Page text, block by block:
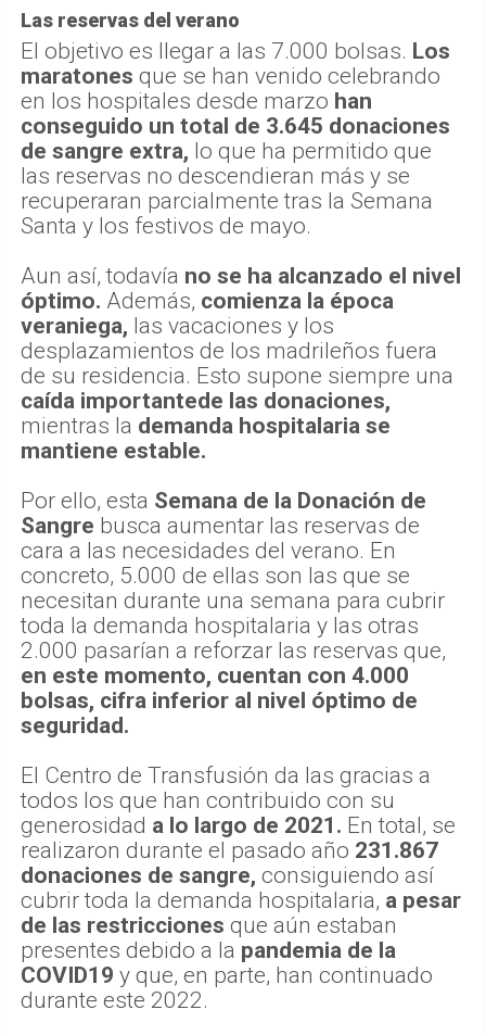
Las reservas del verano
El objetivo es llegar a las 7.000 bolsas. Los
maratones que se han venido celebrando
en los hospitales desde marzo han
conseguido un total de 3.645 donaciones
de sangre extra, lo que ha permitido que
las reservas no descendieran más y se
recuperaran parcialmente tras la Semana
Santa y los festivos de mayo.
Aun así, todavía no se ha alcanzado el nivel
óptimo. Además, comienza la época
veraniega, las vacaciones y los
desplazamientos de los madrileños fuera
de su residencia. Esto supone siempre una
caída importantede las donaciones,
mientras la demanda hospitalaria se
mantiene estable.
Por ello, esta Semana de la Donación de
Sangre busca aumentar las reservas de
cara a las necesidades del verano. En
concreto, 5.000 de ellas son las que se
necesitan durante una semana para cubrir
toda la demanda hospitalaria y las otras
2.000 pasarían a reforzar las reservas que,
en este momento, cuentan con 4.000
bolsas, cifra inferior al nivel óptimo de
seguridad.
El Centro de Transfusión da las gracias a
todos los que han contribuido con su
generosidad a lo largo de 2021. En total, se
realizaron durante el pasado año 231.867
donaciones de sangre, consiguiendo así
cubrir toda la demanda hospitalaria, a pesar
de las restricciones que aún estaban
presentes debido a la pandemia de la
COVID19 y que, en parte, han continuado
durante este 2022.